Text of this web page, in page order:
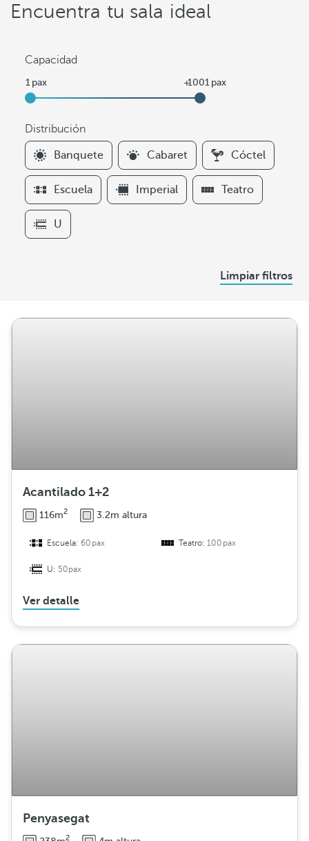
Encuentra tu sala ideal
Capacidad
Distribución
F
i
l
t
e
r
Banquete Cabaret Cóctel
Escuela Imperial Teatro
U
Limpiar filtros
Acantilado 1+2
116m2 3.2m altura
Escuela:60pax Teatro:100pax
U: 50pax
Ver detalle
Penyasegat
2